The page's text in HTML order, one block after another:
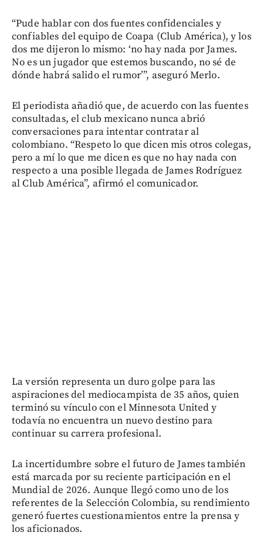
“Pude hablar con dos fuentes confidenciales y
confiables del equipo de Coapa (Club América), y los
dos me dijeron lo mismo: ‘no hay nada por James.
No es un jugador que estemos buscando, no sé de
dónde habrá salido el rumor’”, aseguró Merlo.
El periodista añadió que, de acuerdo con las fuentes
consultadas, el club mexicano nunca abrió
conversaciones para intentar contratar al
colombiano. “Respeto lo que dicen mis otros colegas,
pero a mí lo que me dicen es que no hay nada con
respecto a una posible llegada de James Rodríguez
al Club América”, afirmó el comunicador.
La versión representa un duro golpe para las
aspiraciones del mediocampista de 35 años, quien
terminó su vínculo con el Minnesota United y
todavía no encuentra un nuevo destino para
continuar su carrera profesional.
La incertidumbre sobre el futuro de James también
está marcada por su reciente participación en el
Mundial de 2026. Aunque llegó como uno de los
referentes de la Selección Colombia, su rendimiento
generó fuertes cuestionamientos entre la prensa y
los aficionados.